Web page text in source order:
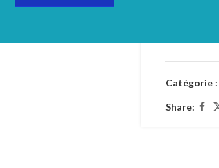
Catégorie :
Share: